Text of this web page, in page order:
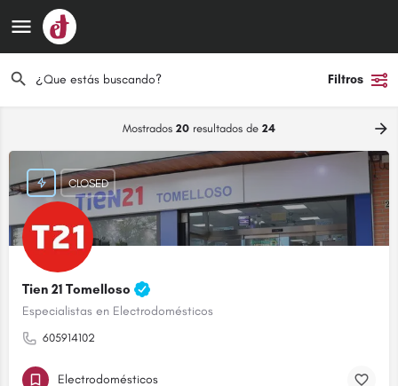
Filtros
Mostrados 20 resultados de 24
Tien 21 Tomelloso
Especialistas en Electrodomésticos
605914102
CLOSED
Electrodomésticos